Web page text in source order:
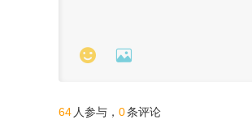
 
64 人参与， 0条评论